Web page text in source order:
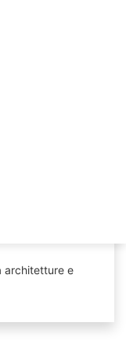
una protezione
architetture e